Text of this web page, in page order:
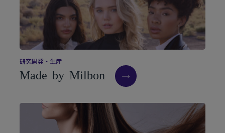
研究開発・ 生産
Made by Milbon